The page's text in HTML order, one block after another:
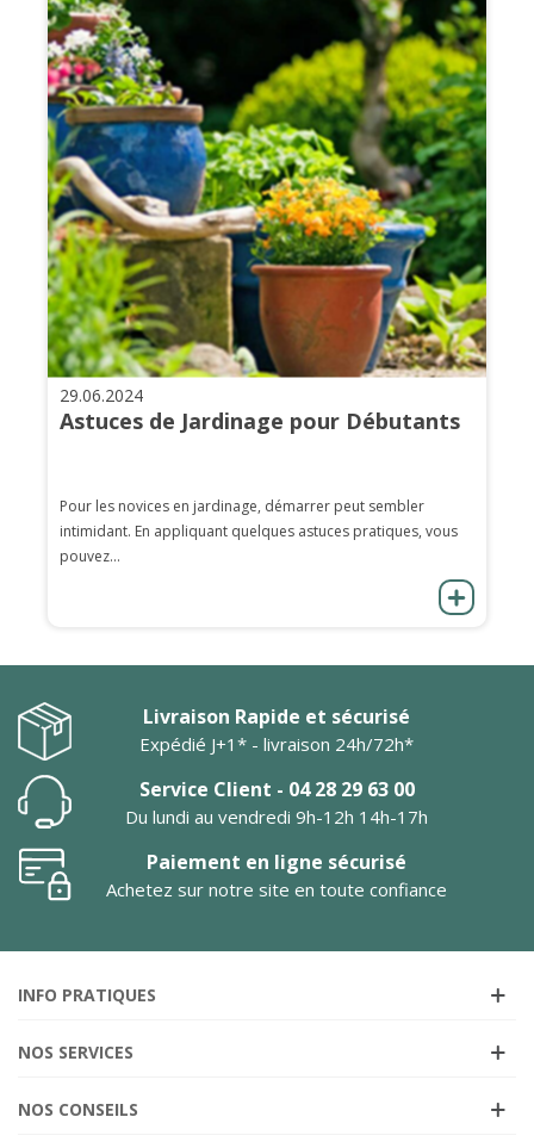
29.06.2024
Astuces de Jardinage pour Débutants
Pour les novices en jardinage, démarrer peut sembler
intimidant. En appliquant quelques astuces pratiques, vous
pouvez...
Livraison Rapide et sécurisé
Expédié J+1* - livraison 24h/72h*
Service Client - 04 28 29 63 00
Du lundi au vendredi 9h-12h 14h-17h
Paiement en ligne sécurisé
Achetez sur notre site en toute confiance
INFO PRATIQUES
NOS SERVICES
NOS CONSEILS